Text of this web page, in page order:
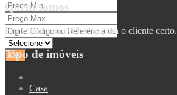
Quem somos
Encontrar o imovél certo para o cliente certo.
Tipo de imóveis
Casa